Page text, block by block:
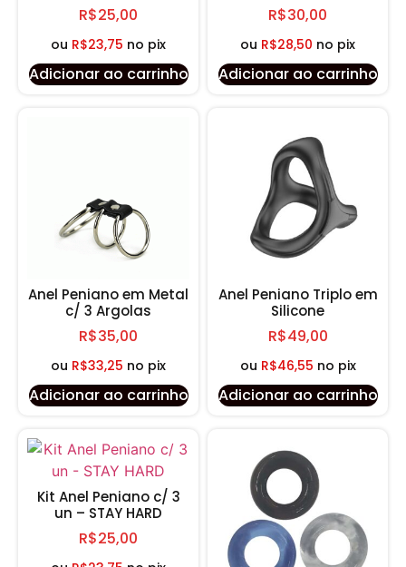
R$25,00
ou R$23,75 no pix
Adicionar ao carrinho
R$30,00
ou R$28,50 no pix
Adicionar ao carrinho
Anel Peniano em Metal
c/ 3 Argolas
R$35,00
ou R$33,25 no pix
Adicionar ao carrinho
Anel Peniano Triplo em
Silicone
R$49,00
ou R$46,55 no pix
Adicionar ao carrinho
Kit Anel Peniano c/ 3
un – STAY HARD
R$25,00